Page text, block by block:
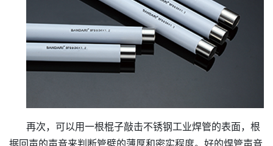
再次，可以用一根棍子敲击不锈钢工业焊管的表面，根